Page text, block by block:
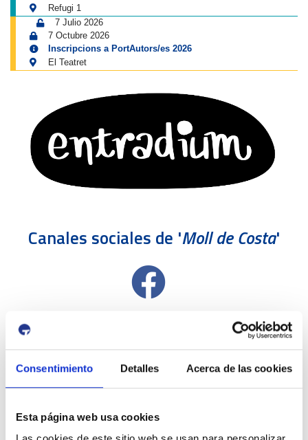
Consentimiento Detalles Acerca de las cookies
Esta página web usa cookies
Refugi 1
7 Julio 2026
7 Octubre 2026
Inscripcions a PortAutors/es 2026
El Teatret
Canales sociales de 'Moll de Costa'